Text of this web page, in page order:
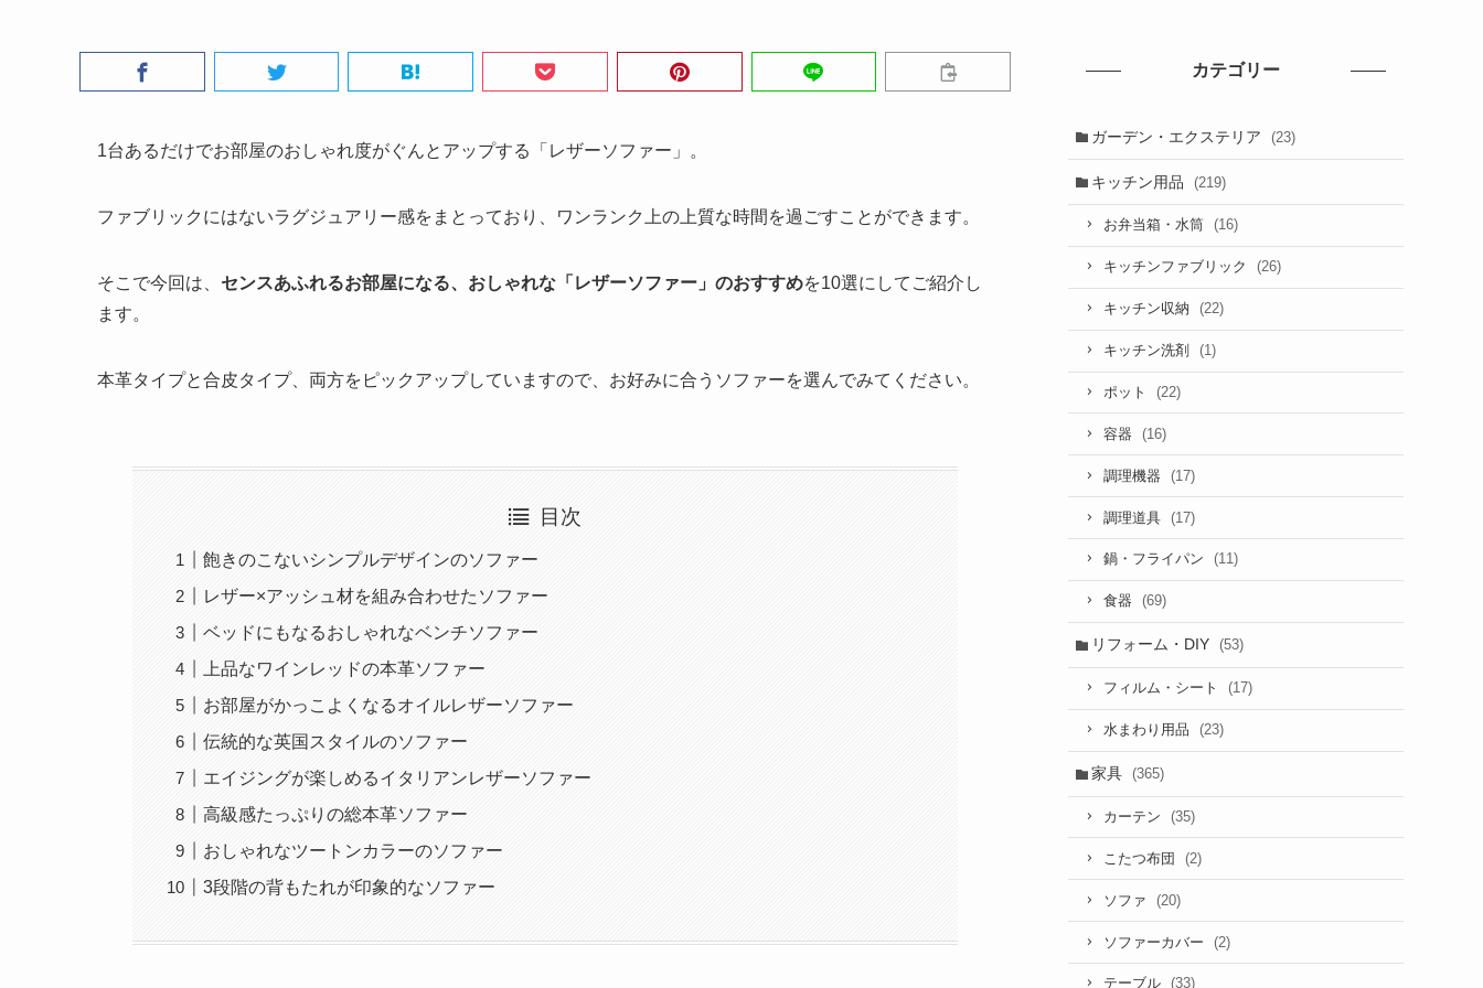
1台あるだけでお部屋のおしゃれ度がぐんとアップする「レザーソファー」。
ファブリックにはないラグジュアリー感をまとっており、ワンランク上の上質な時間を過ごすことができます。
そこで今回は、 センスあふれるお部屋になる、おしゃれな「レザーソファー」のおすすめを10選にしてご紹介し
ます。
本革タイプと合皮タイプ、両方をピックアップしていますので、お好みに合うソファーを選んでみてください。
目次
飽きのこないシンプルデザインのソファー
レザー×アッシュ材を組み合わせたソファー
ベッドにもなるおしゃれなベンチソファー
上品なワインレッドの本革ソファー
お部屋がかっこよくなるオイルレザーソファー
伝統的な英国スタイルのソファー
エイジングが楽しめるイタリアンレザーソファー
高級感たっぷりの総本革ソファー
おしゃれなツートンカラーのソファー
3段階の背もたれが印象的なソファー
カテゴリー
ガーデン・エクステリア (23)
キッチン用品 (219)
お弁当箱・水筒 (16)
キッチンファブリック (26)
キッチン収納 (22)
キッチン洗剤 (1)
ポット (22)
容器 (16)
調理機器 (17)
調理道具 (17)
鍋・フライパン (11)
食器 (69)
リフォーム・DIY (53)
フィルム・シート (17)
水まわり用品 (23)
家具 (365)
カーテン (35)
こたつ布団 (2)
ソファ (20)
ソファーカバー (2)
テーブル (33)